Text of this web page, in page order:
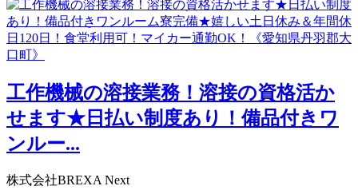
工作機械の溶接業務！溶接の資格活か
せます★日払い制度あり！備品付きワ
ンルー...
株式会社BREXA Next